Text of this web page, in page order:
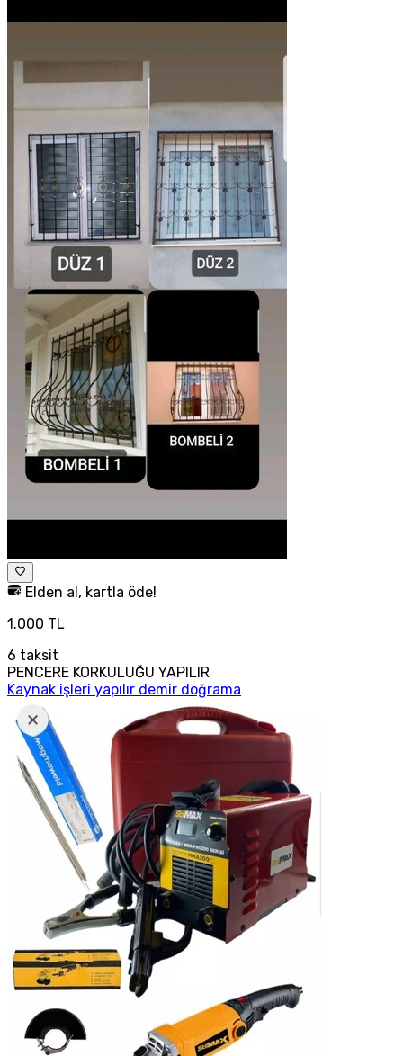
Elden al, kartla öde!
1.000 TL
6 taksit
PENCERE KORKULUĞU YAPILIR
Kaynak işleri yapılır demir doğrama